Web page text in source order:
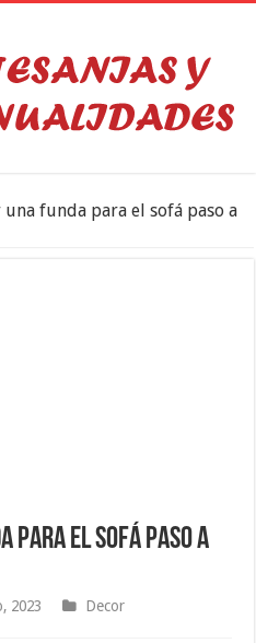
una funda para el sofá paso a
para el sofá paso a
2023
Decor